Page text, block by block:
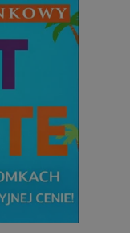
z podstawowych
kontem. Bez
internetowej.
/